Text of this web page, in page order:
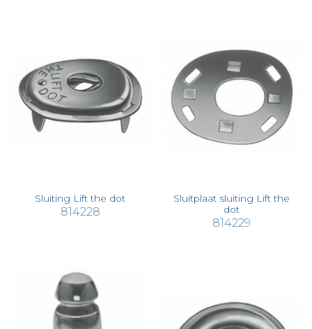
Sluiting Lift the dot
814228
Sluitplaat sluiting Lift the
dot
814229